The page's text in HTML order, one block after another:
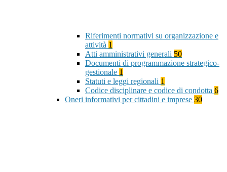
Riferimenti normativi su organizzazione e
attività 1
Atti amministrativi generali 50
Documenti di programmazione strategico-
gestionale 1
Statuti e leggi regionali 1
Codice disciplinare e codice di condotta 6
Oneri informativi per cittadini e imprese 30